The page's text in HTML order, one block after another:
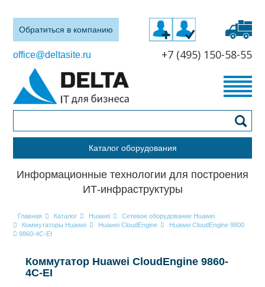
Обратиться в компанию
office@deltasite.ru +7 (495) 150-58-55
Каталог оборудования
Информационные технологии для построения
ИТ-инфраструктуры
Главная Каталог Huawei
Сетевое оборудование Huawei
Коммутаторы Huawei
Huawei CloudEngine
Huawei CloudEngine 9800
9860-4C-EI
Коммутатор Huawei CloudEngine 9860-
4C-EI